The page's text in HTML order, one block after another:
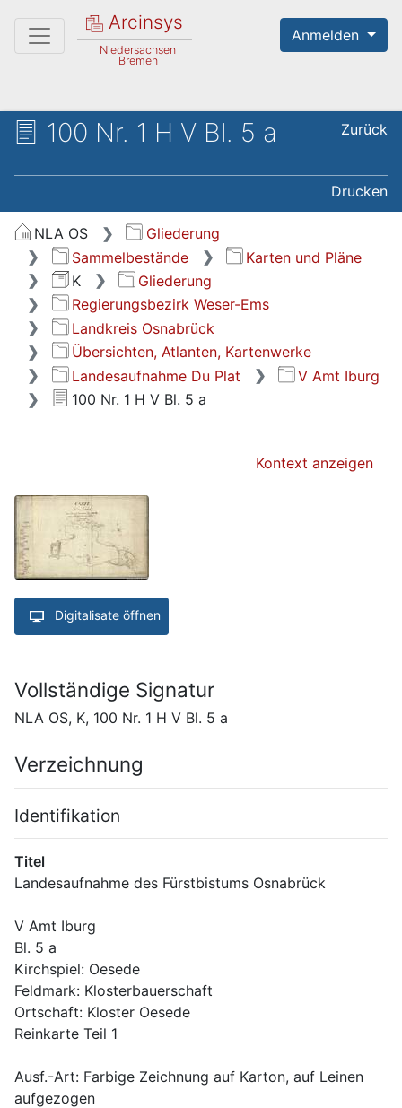
Arcinsys
Niedersachsen
Bremen
Anmelden
100 Nr. 1 H V Bl. 5 a Zurück
Drucken
NLA OS
Gliederung
Sammelbestände
Karten und Pläne
K
Gliederung
Regierungsbezirk Weser-Ems
Landkreis Osnabrück
Übersichten, Atlanten, Kartenwerke
Landesaufnahme Du Plat
V Amt Iburg
100 Nr. 1 H V Bl. 5 a
Kontext anzeigen
Digitalisate öffnen
Vollständige Signatur
NLA OS, K, 100 Nr. 1 H V Bl. 5 a
Verzeichnung
Identifikation
Titel
Landesaufnahme des Fürstbistums Osnabrück
V Amt Iburg
Bl. 5 a
Kirchspiel: Oesede
Feldmark: Klosterbauerschaft
Ortschaft: Kloster Oesede
Reinkarte Teil 1
Ausf.-Art: Farbige Zeichnung auf Karton, auf Leinen
aufgezogen